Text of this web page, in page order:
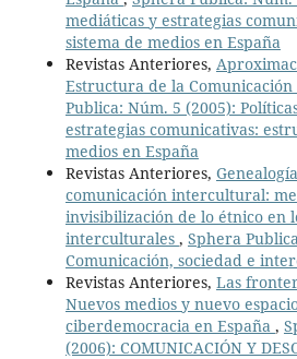
mediáticas y estrategias
sistema de medios en España
Revistas Anteriores,
Estructura de la Comunicación
Publica: Núm. 5 (2005):
estrategias comunicativas:
medios en España
Revistas Anteriores,
comunicación intercultural:
invisibilización de lo étnico en
interculturales , Sphera
Comunicación, sociedad e
Revistas Anteriores, Las
Nuevos medios y nuevo
ciberdemocracia en España ,
(2006): COMUNICACIÓN Y